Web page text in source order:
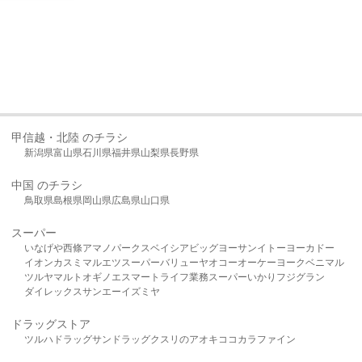
甲信越・北陸 のチラシ
新潟県富山県石川県福井県山梨県長野県
中国 のチラシ
鳥取県島根県岡山県広島県山口県
スーパー
いなげや西條アマノパークスベイシア ビッグヨーサンイトーヨーカドー
イオンカスミ マルエツスーパーバリューヤオコーオーケー ヨークベニマル
ツルヤマルト オギノ エスマート ライフ業務スーパーいかり フジグラン
ダイレックスサンエーイズミヤ
ドラッグストア
ツルハドラッグサンドラッグクスリのアオキ ココカラファイン